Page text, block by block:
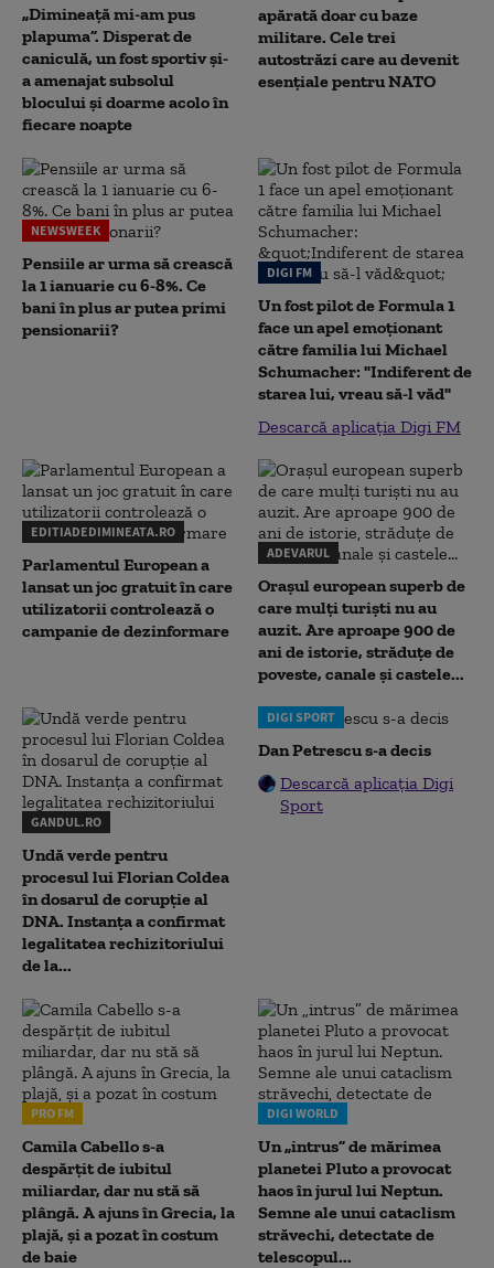
„Dimineață mi-am pus
plapuma”. Disperat de
caniculă, un fost sportiv și-
a amenajat subsolul
blocului și doarme acolo în
fiecare noapte
apărată doar cu baze
militare. Cele trei
autostrăzi care au devenit
esențiale pentru NATO
NEWSWEEK
Pensiile ar urma să crească
la 1 ianuarie cu 6-8%. Ce
bani în plus ar putea primi
pensionarii?
DIGI FM
Un fost pilot de Formula 1
face un apel emoționant
către familia lui Michael
Schumacher: "Indiferent de
starea lui, vreau să-l văd"
Descarcă aplicația Digi FM
EDITIADEDIMINEATA.RO
Parlamentul European a
lansat un joc gratuit în care
utilizatorii controlează o
campanie de dezinformare
ADEVARUL
Orașul european superb de
care mulți turiști nu au
auzit. Are aproape 900 de
ani de istorie, străduțe de
poveste, canale și castele...
GANDUL.RO
Undă verde pentru
procesul lui Florian Coldea
în dosarul de corupție al
DNA. Instanța a confirmat
legalitatea rechizitoriului
de la...
DIGI SPORT
Dan Petrescu s-a decis
Descarcă aplicația Digi
Sport
PRO FM
Camila Cabello s-a
despărțit de iubitul
miliardar, dar nu stă să
plângă. A ajuns în Grecia, la
plajă, și a pozat în costum
de baie
DIGI WORLD
Un „intrus” de mărimea
planetei Pluto a provocat
haos în jurul lui Neptun.
Semne ale unui cataclism
străvechi, detectate de
telescopul...